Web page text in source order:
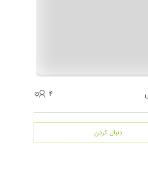
۴
دنبال کردن